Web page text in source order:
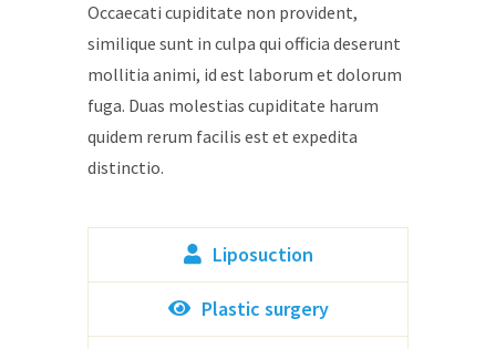
Occaecati cupiditate non provident,
similique sunt in culpa qui officia deserunt
mollitia animi, id est laborum et dolorum
fuga. Duas molestias cupiditate harum
quidem rerum facilis est et expedita
distinctio.
Liposuction
Plastic surgery